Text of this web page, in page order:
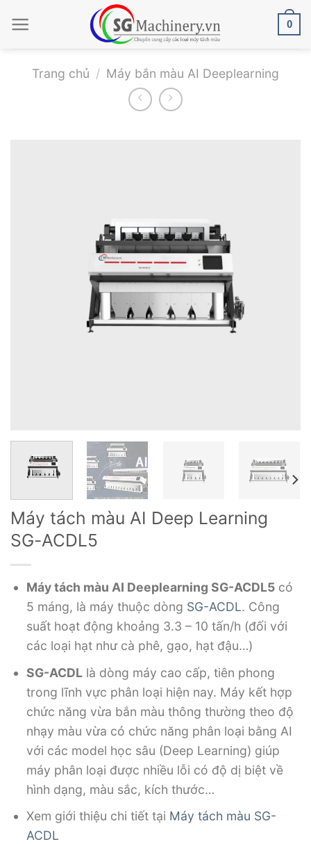
qua
0
Trang chủ / Máy bắn màu AI Deeplearning
Máy tách màu AI Deep Learning
SG-ACDL5
Máy tách màu AI Deeplearning SG-ACDL5có
5 máng, là máy thuộc dòng SG-ACDL. Công
suất hoạt động khoảng 3.3 – 10 tấn/h (đối với
các loại hạt như cà phê, gạo, hạt đậu…)
SG-ACDLlà dòng máy cao cấp, tiên phong
trong lĩnh vực phân loại hiện nay. Máy kết hợp
chức năng vừa bắn màu thông thường theo độ
nhạy màu vừa có chức năng phân loại bằng AI
với các model học sâu (Deep Learning) giúp
máy phân loại được nhiều lỗi có độ dị biệt về
hình dạng, màu sắc, kích thước…
Xem giới thiệu chi tiết tại Máy tách màu SG-
ACDL